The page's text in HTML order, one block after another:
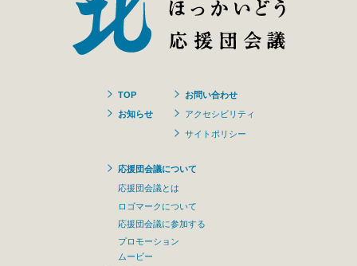
TOP
お知らせ
お問い合わせ
アクセシビリティ
サイトポリシー
応援団会議について
応援団会議とは
ロゴマークについて
応援団会議に参加する
プロモーション
ムービー